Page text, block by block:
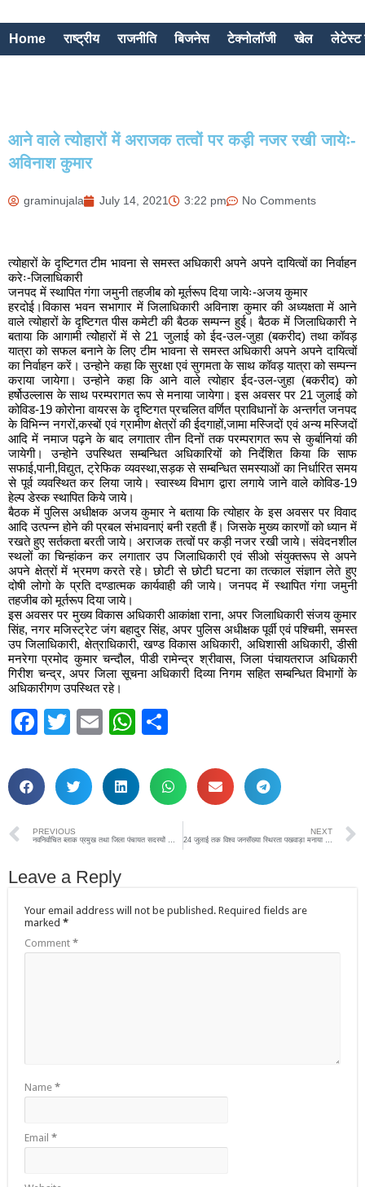
Home राष्ट्रीय राजनीति बिजनेस टेक्नोलॉजी खेल लेटेस्ट
आने वाले त्योहारों में अराजक तत्वों पर कड़ी नजर रखी जायेः-
अविनाश कुमार
graminujala July 14, 2021 3:22 pm No Comments
त्योहारों के दृष्टिगत टीम भावना से समस्त अधिकारी अपने अपने दायित्वों का निर्वाहन
करेः-जिलाधिकारी
जनपद में स्थापित गंगा जमुनी तहजीब को मूर्तरूप दिया जायेः-अजय कुमार
हरदोई।विकास भवन सभागार में जिलाधिकारी अविनाश कुमार की अध्यक्षता में आने
वाले त्योहारों के दृष्टिगत पीस कमेटी की बैठक सम्पन्न हुई। बैठक में जिलाधिकारी ने
बताया कि आगामी त्योेहारों में से 21 जुलाई को ईद-उल-जुहा (बकरीद) तथा कॉवड़
यात्रा को सफल बनाने के लिए टीम भावना से समस्त अधिकारी अपने अपने दायित्वों
का निर्वाहन करें। उन्होने कहा कि सुरक्षा एवं सुगमता के साथ कॉवड़ यात्रा को सम्पन्न
कराया जायेगा। उन्होने कहा कि आने वाले त्योहार ईद-उल-जुहा (बकरीद) को
हर्षोउल्लास के साथ परम्परागत रूप से मनाया जायेगा। इस अवसर पर 21 जुलाई को
कोविड-19 कोरोना वायरस के दृष्टिगत प्रचलित वर्णित प्राविधानों के अन्तर्गत जनपद
के विभिन्न नगरों,कस्बों एवं ग्रामीण क्षेत्रों की ईदगाहों,जामा मस्जिदों एवं अन्य मस्जिदों
आदि में नमाज पढ़ने के बाद लगातार तीन दिनों तक परम्परागत रूप से कुर्बानियां की
जायेगी। उन्होने उपस्थित सम्बन्धित अधिकारियों को निर्देशित किया कि साफ
सफाई,पानी,विद्युत, ट्रेफिक व्यवस्था,सड़क से सम्बन्धित समस्याओं का निर्धारित समय
से पूर्व व्यवस्थित कर लिया जाये। स्वास्थ्य विभाग द्वारा लगाये जाने वाले कोविड-19
हेल्प डेस्क स्थापित किये जाये।
बैठक में पुलिस अधीक्षक अजय कुमार ने बताया कि त्योहार के इस अवसर पर विवाद
आदि उत्पन्न होने की प्रबल संभावनाएं बनी रहती हैं। जिसके मुख्य कारणों को ध्यान में
रखते हुए सर्तकता बरती जाये। अराजक तत्वों पर कड़ी नजर रखी जाये। संवेदनशील
स्थलों का चिन्हांकन कर लगातार उप जिलाधिकारी एवं सीओ संयुक्तरूप से अपने
अपने क्षेत्रों में भ्रमण करते रहे। छोटी से छोटी घटना का तत्काल संज्ञान लेते हुए
दोषी लोगो के प्रति दण्डात्मक कार्यवाही की जाये। जनपद में स्थापित गंगा जमुनी
तहजीब को मूर्तरूप दिया जाये।
इस अवसर पर मुख्य विकास अधिकारी आकांक्षा राना, अपर जिलाधिकारी संजय कुमार
सिंह, नगर मजिस्ट्रेट जंग बहादुर सिंह, अपर पुलिस अधीक्षक पूर्वी एवं पश्चिमी, समस्त
उप जिलाधिकारी, क्षेत्राधिकारी, खण्ड विकास अधिकारी, अधिशासी अधिकारी, डीसी
मनरेगा प्रमोद कुमार चन्दौल, पीडी रामेन्द्र श्रीवास, जिला पंचायतराज अधिकारी
गिरीश चन्द्र, अपर जिला सूचना अधिकारी दिव्या निगम सहित सम्बन्धित विभागों के
अधिकारीगण उपस्थित रहे।
Facebook
Twitter
EmailWhatsApp
PREVIOUS NEXT
Leave a Reply
Your email address will not be published. Required fields are
marked *
Comment *
Name *
Email *